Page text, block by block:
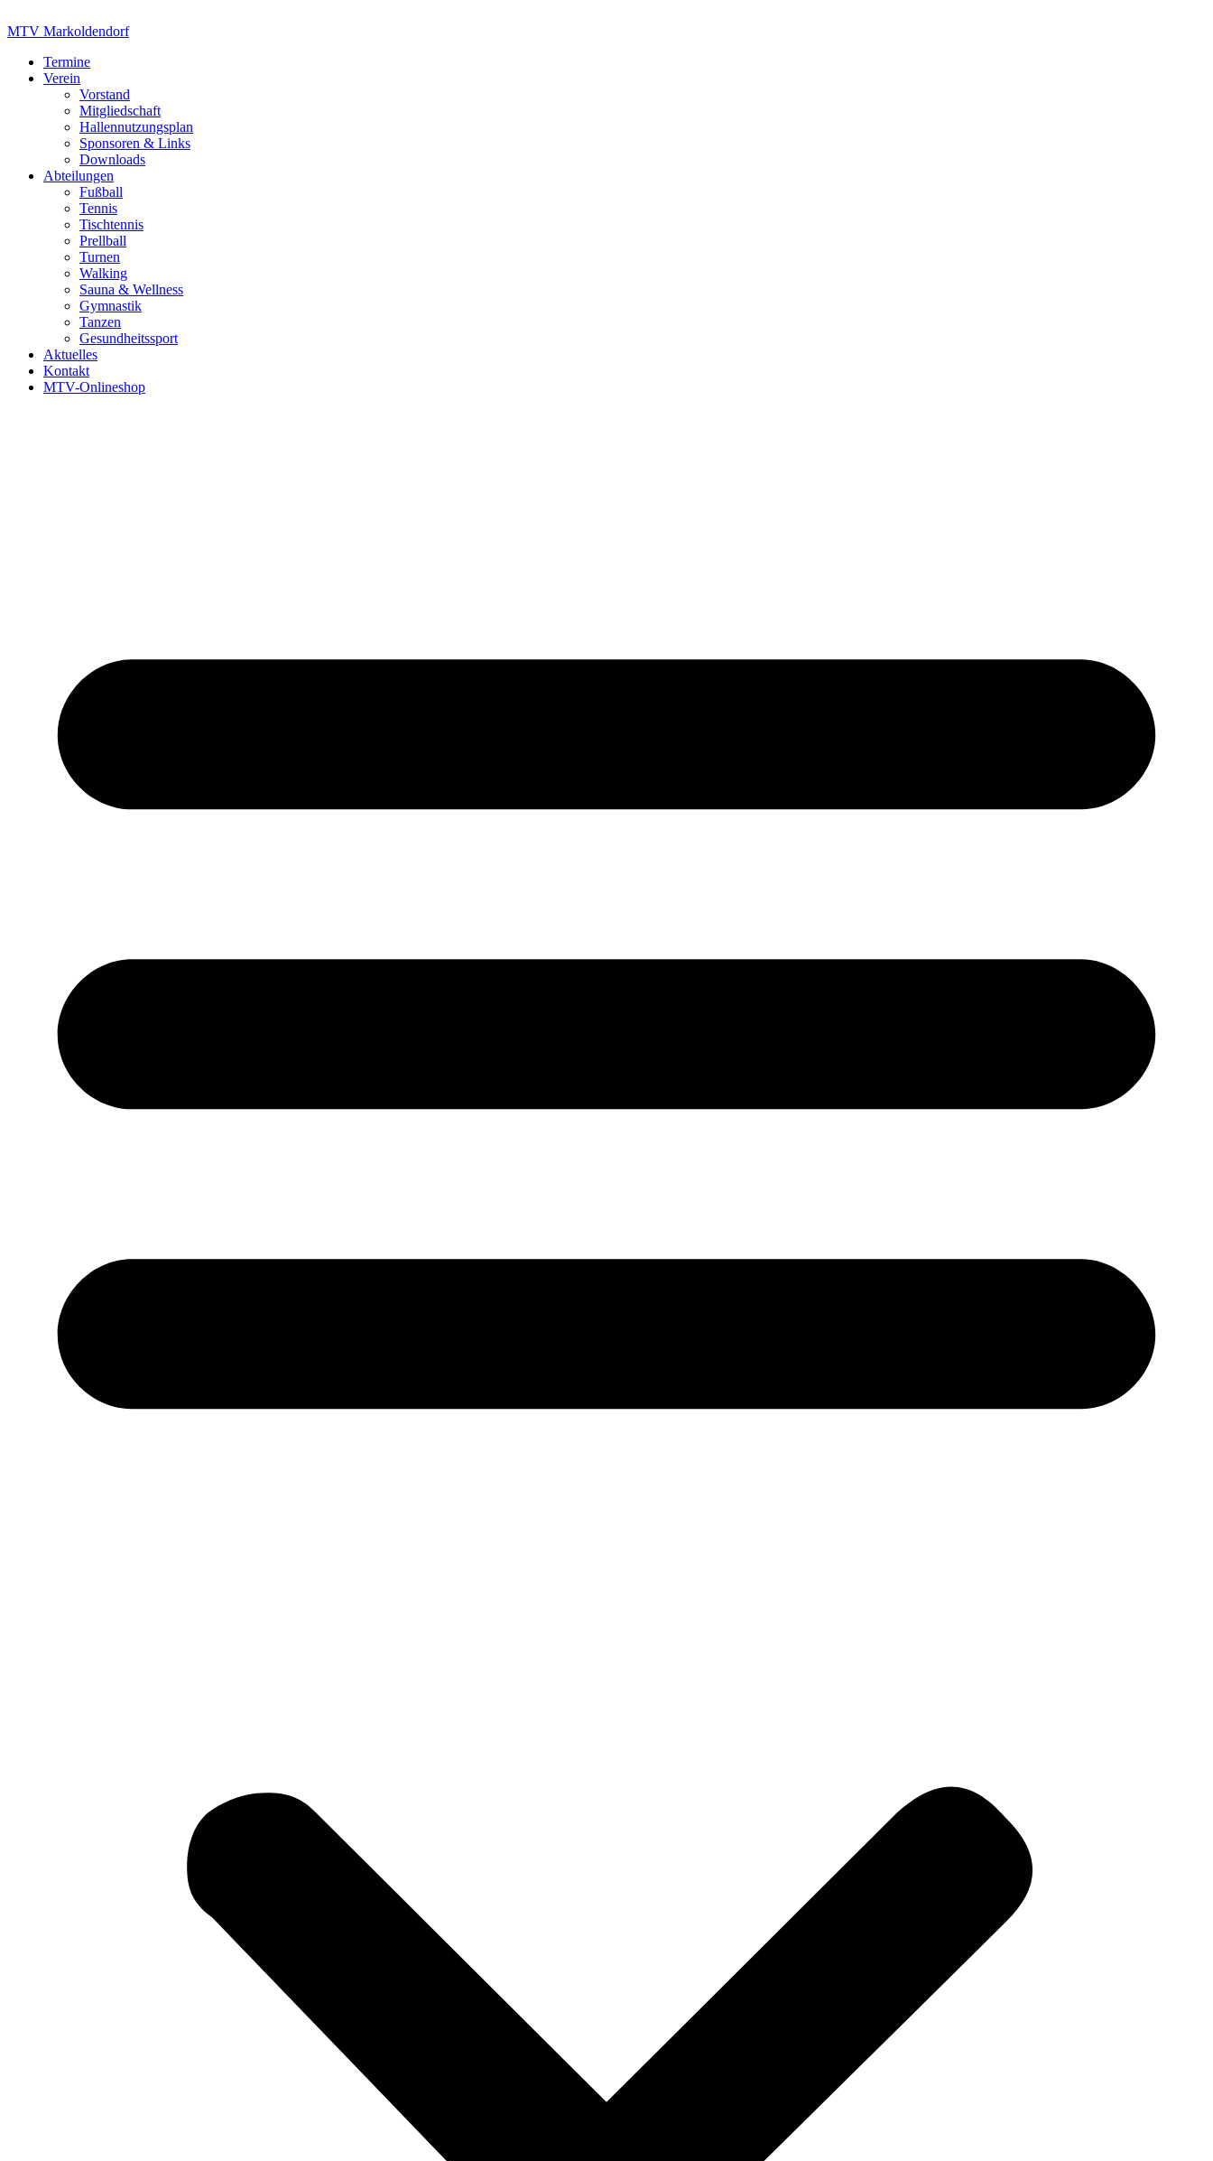
Inhalt
MTV Markoldendorf
Termine
Verein
Vorstand
Mitgliedschaft
Hallennutzungsplan
Sponsoren & Links
Downloads
Abteilungen
Fußball
Tennis
Tischtennis
Prellball
Turnen
Walking
Sauna & Wellness
Gymnastik
Tanzen
Gesundheitssport
Aktuelles
Kontakt
MTV-Onlineshop